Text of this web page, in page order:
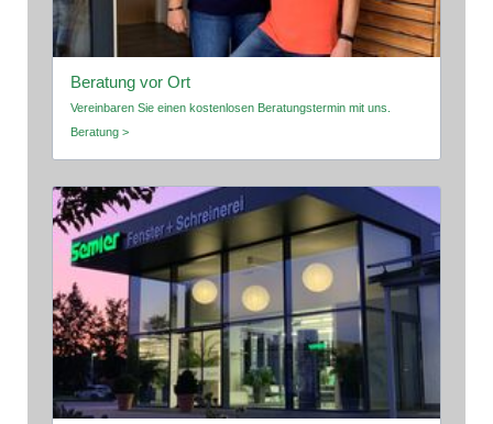
Beratung vor Ort
Vereinbaren Sie einen kostenlosen Beratungstermin mit uns.
Beratung >